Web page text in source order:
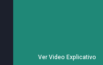
Ver Video Explicativo